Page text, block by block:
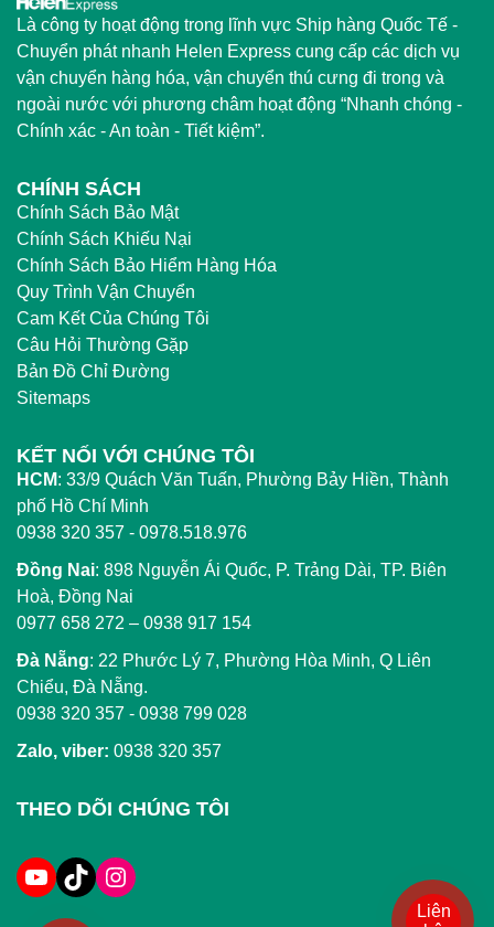
Là công ty hoạt động trong lĩnh vực Ship hàng Quốc Tế -
Chuyển phát nhanh Helen Express cung cấp các dịch vụ
vận chuyển hàng hóa, vận chuyển thú cưng đi trong và
ngoài nước với phương châm hoạt động “Nhanh chóng -
Chính xác - An toàn - Tiết kiệm”.
CHÍNH SÁCH
Chính Sách Bảo Mật
Chính Sách Khiếu Nại
Chính Sách Bảo Hiểm Hàng Hóa
Quy Trình Vận Chuyển
Cam Kết Của Chúng Tôi
Câu Hỏi Thường Gặp
Bản Đồ Chỉ Đường
Sitemaps
KẾT NỐI VỚI CHÚNG TÔI
HCM: 33/9 Quách Văn Tuấn, Phường Bảy Hiền, Thành
phố Hồ Chí Minh
0938 320 357 - 0978.518.976
Đồng Nai: 898 Nguyễn Ái Quốc, P. Trảng Dài, TP. Biên
Hoà, Đồng Nai
0977 658 272 – 0938 917 154
Đà Nẵng: 22 Phước Lý 7, Phường Hòa Minh, Q Liên
Chiểu, Đà Nẵng.
0938 320 357 - 0938 799 028
Zalo, viber: 0938 320 357
THEO DÕI CHÚNG TÔI
Liên